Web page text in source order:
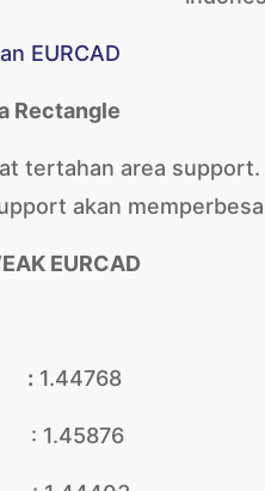
EURCAD
Rectangle
tertahan area
akan
EURCAD
: 1.44768